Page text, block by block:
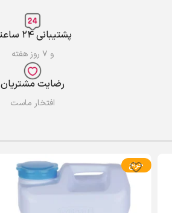
پشتیبانی ۲۴ ساعته
و ۷ روز هفته
رضایت مشتریان
افتخار ماست
حراج